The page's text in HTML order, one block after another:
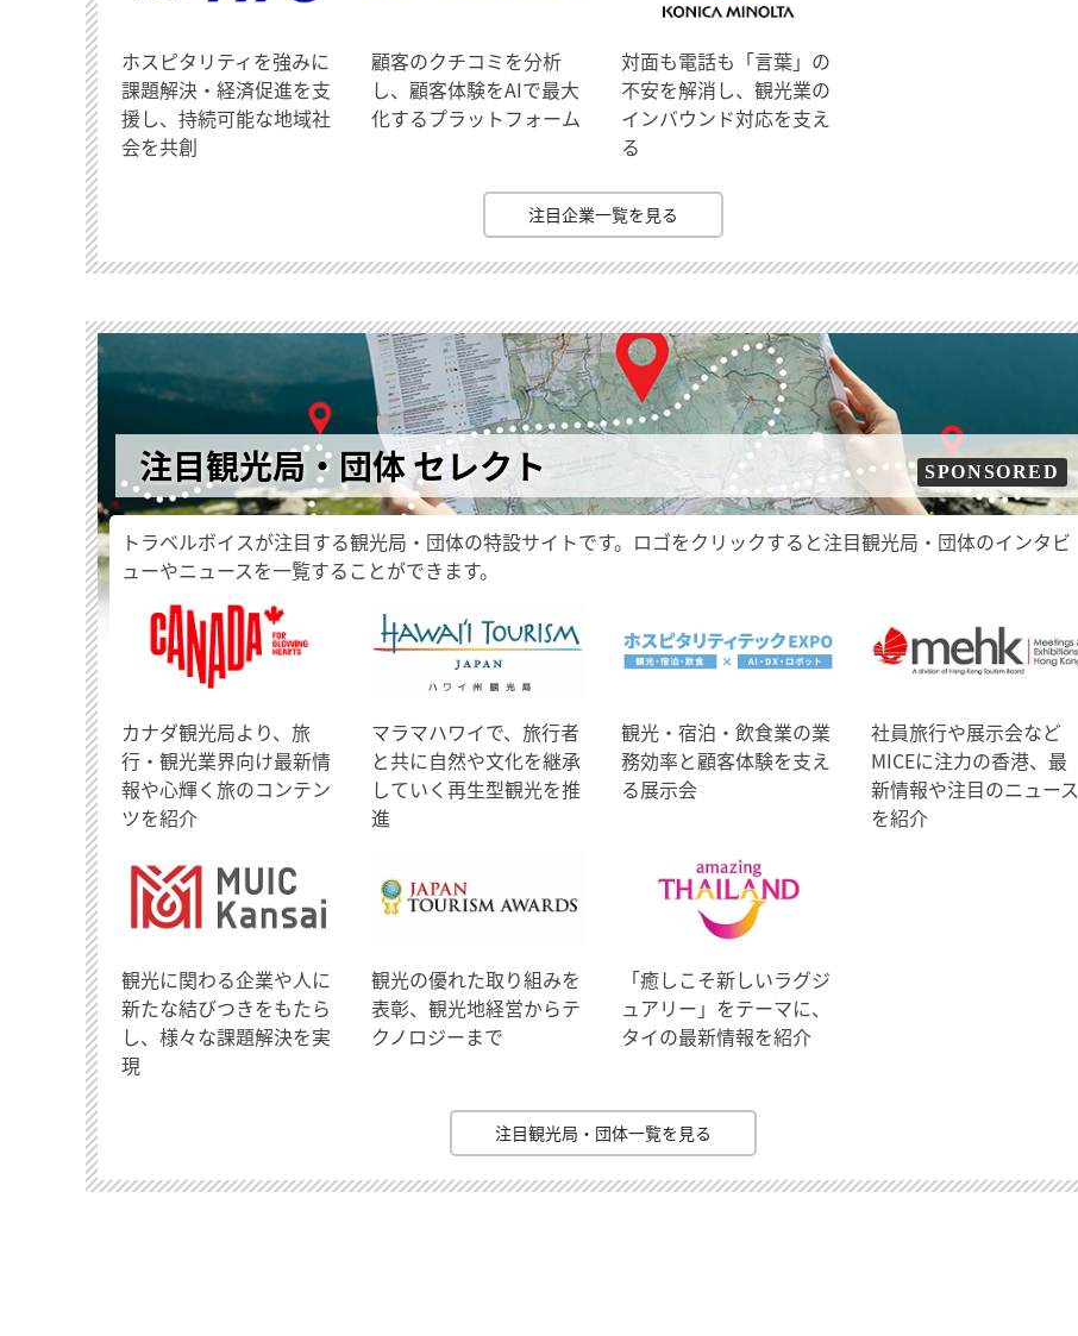
ホスピタリティを強みに
課題解決・経済促進を支
援し、持続可能な地域社
会を共創
顧客のクチコミを分析
し、顧客体験をAIで最大
化するプラットフォーム
対面も電話も「言葉」の
不安を解消し、観光業の
インバウンド対応を支え
る
注目企業一覧を見る
注目観光局・団体 セレクト SPONSORED
トラベルボイスが注目する観光局・団体の特設サイトです。ロゴをクリックすると注目観光局・団体のインタビ
ューやニュースを一覧することができます。
​カナダ観光局より、旅
行・観光業界向け最新情
報や心輝く旅のコンテン
ツを紹介
マラマハワイで、旅行者
と共に自然や文化を継承
していく再生型観光を推
進
観光・宿泊・飲食業の業
務効率と顧客体験を支え
る展示会
社員旅行や展示会など
MICEに注力の香港、最
新情報や注目のニュース
を紹介
観光に関わる企業や人に
新たな結びつきをもたら
し、様々な課題解決を実
現
観光の優れた取り組みを
表彰、観光地経営からテ
クノロジーまで
「癒しこそ新しいラグジ
ュアリー」をテーマに、
タイの最新情報を紹介
注目観光局・団体一覧を見る